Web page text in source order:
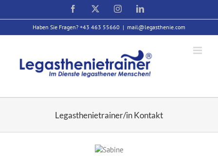
Facebook InstagramLinkedIn
Haben Sie Fragen? +43 463 55660 | mail@legasthenie.com
Legasthenietrainer/in Kontakt